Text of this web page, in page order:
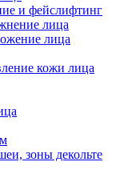
и фейслифтинг
лица
лица
кожи лица
зоны декольте